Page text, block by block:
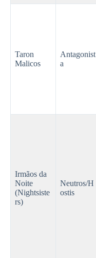
Taron
Malicos
Antagonist
a
Irmãos da
Noite
(Nightsiste
rs)
Neutros/H
ostis